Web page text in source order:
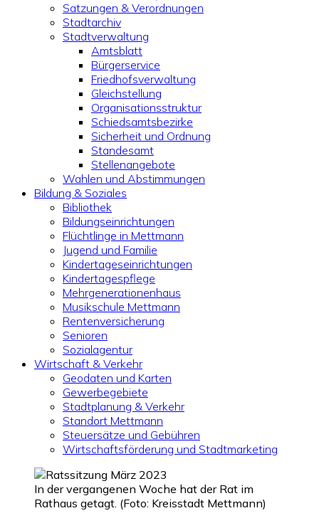
Satzungen & Verordnungen
Stadtarchiv
Stadtverwaltung
Amtsblatt
Bürgerservice
Friedhofsverwaltung
Gleichstellung
Organisationsstruktur
Schiedsamtsbezirke
Sicherheit und Ordnung
Standesamt
Stellenangebote
Wahlen und Abstimmungen
Bildung & Soziales
Bibliothek
Bildungseinrichtungen
Flüchtlinge in Mettmann
Jugend und Familie
Kindertageseinrichtungen
Kindertagespflege
Mehrgenerationenhaus
Musikschule Mettmann
Rentenversicherung
Senioren
Sozialagentur
Wirtschaft & Verkehr
Geodaten und Karten
Gewerbegebiete
Stadtplanung & Verkehr
Standort Mettmann
Steuersätze und Gebühren
Wirtschaftsförderung und Stadtmarketing
In der vergangenen Woche hat der Rat im
Rathaus getagt. (Foto: Kreisstadt Mettmann)